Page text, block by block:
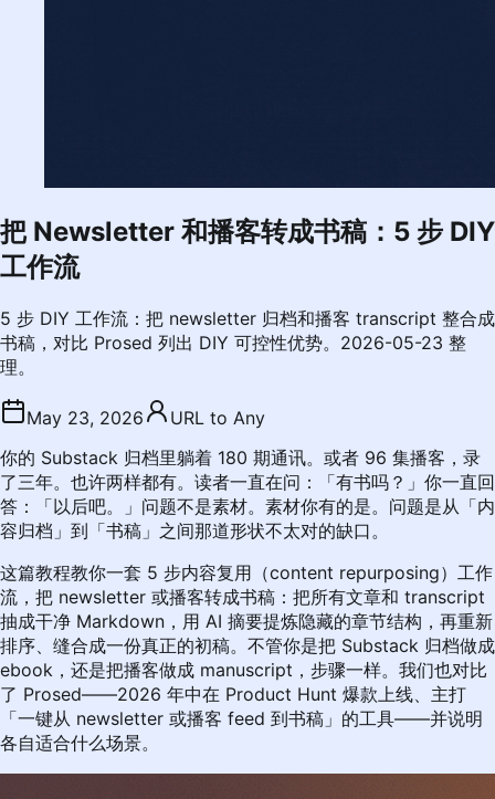
把 Newsletter 和播客转成书稿：5 步 DIY
工作流
5 步 DIY 工作流：把 newsletter 归档和播客 transcript 整合成
书稿，对比 Prosed 列出 DIY 可控性优势。2026-05-23 整
理。
May 23, 2026
URL to Any
你的 Substack 归档里躺着 180 期通讯。或者 96 集播客，录
了三年。也许两样都有。读者一直在问：「有书吗？」你一直回
答：「以后吧。」问题不是素材。素材你有的是。问题是从「内
容归档」到「书稿」之间那道形状不太对的缺口。
这篇教程教你一套 5 步内容复用（content repurposing）工作
流，把 newsletter 或播客转成书稿：把所有文章和 transcript
抽成干净 Markdown，用 AI 摘要提炼隐藏的章节结构，再重新
排序、缝合成一份真正的初稿。不管你是把 Substack 归档做成
ebook，还是把播客做成 manuscript，步骤一样。我们也对比
了 Prosed——2026 年中在 Product Hunt 爆款上线、主打
「一键从 newsletter 或播客 feed 到书稿」的工具——并说明
各自适合什么场景。